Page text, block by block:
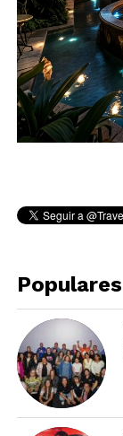
Populares